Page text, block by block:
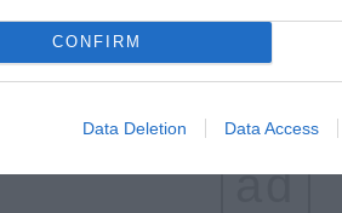
CONFIRM
Data Deletion Data Access
ad